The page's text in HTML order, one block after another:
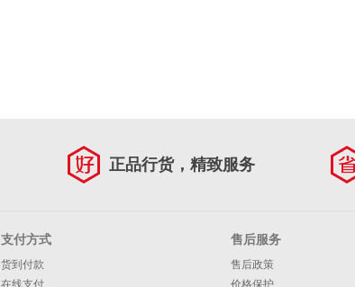
正品行货，精致服务
支付方式
货到付款
在线支付
售后服务
售后政策
价格保护